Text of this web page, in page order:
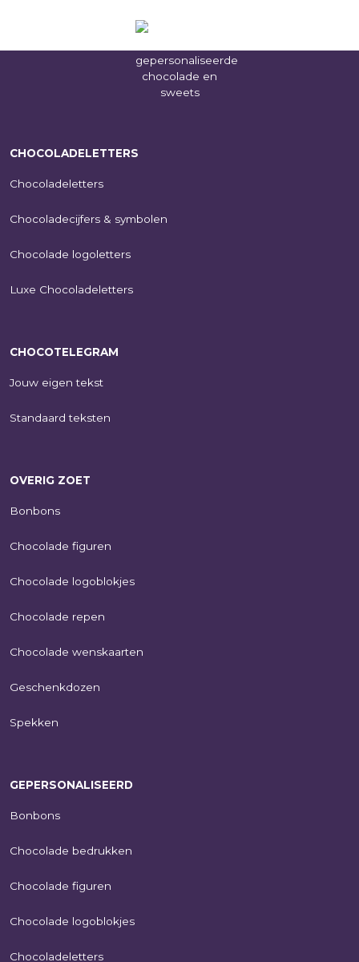
CHOCOLADELETTERS
Chocoladeletters
Chocoladecijfers & symbolen
Chocolade logoletters
Luxe Chocoladeletters
CHOCOTELEGRAM
Jouw eigen tekst
Standaard teksten
OVERIG ZOET
Bonbons
Chocolade figuren
Chocolade logoblokjes
Chocolade repen
Chocolade wenskaarten
Geschenkdozen
Spekken
GEPERSONALISEERD
Bonbons
Chocolade bedrukken
Chocolade figuren
Chocolade logoblokjes
Chocoladeletters